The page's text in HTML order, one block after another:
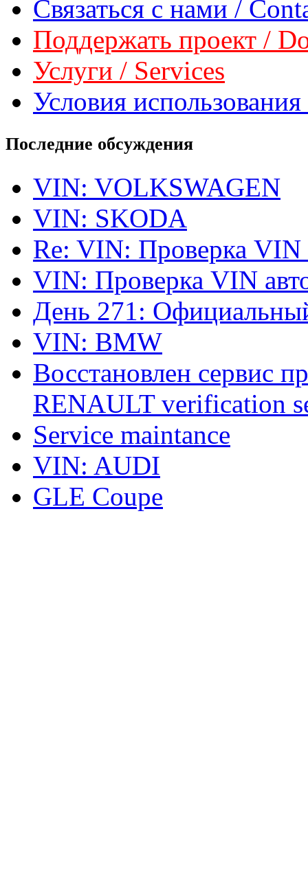
Связаться с нами /
Поддержать проект /
Услуги / Services
Условия
Последние обсуждения
VIN: VOLKSWAGEN
VIN: SKODA
Re: VIN: Проверка VIN
VIN: Проверка VIN
День 271:
VIN: BMW
Восстановлен сервис
RENAULT verification
Service maintance
VIN: AUDI
GLE Coupe